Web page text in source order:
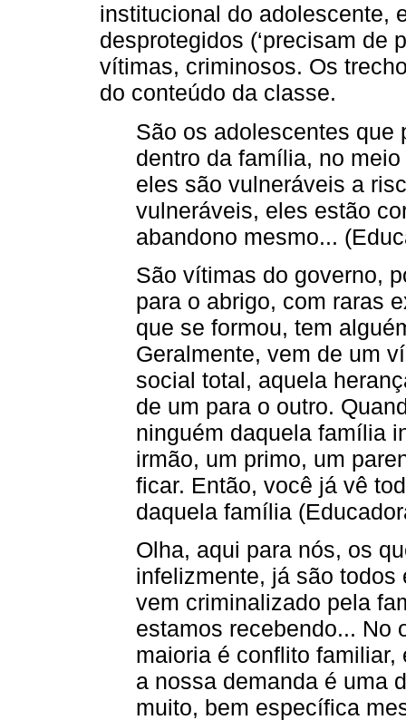
institucional do adolescente,
desprotegidos (‘precisam de
vítimas, criminosos. Os
do conteúdo da classe.
São os adolescentes que
dentro da família, no
eles são vulneráveis a
vulneráveis, eles estão
abandono mesmo...
São vítimas do governo,
para o abrigo, com raras
que se formou, tem
Geralmente, vem de um
social total, aquela
de um para o outro.
ninguém daquela família
irmão, um primo, um
ficar. Então, você já vê
daquela família
Olha, aqui para nós, os
infelizmente, já são
vem criminalizado pela
estamos recebendo... No
maioria é conflito
a nossa demanda é uma
muito, bem específica